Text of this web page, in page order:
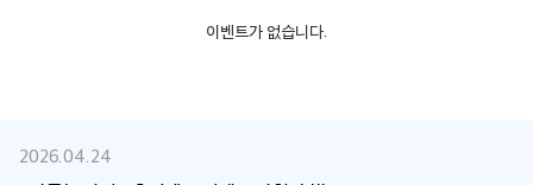
이벤트가 없습니다.
2026.04.24